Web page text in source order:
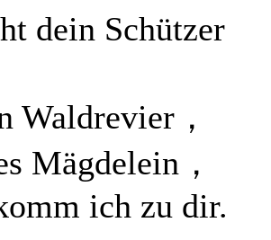
dein Schützer
Waldrevier，
Mägdelein，
ich zu dir.